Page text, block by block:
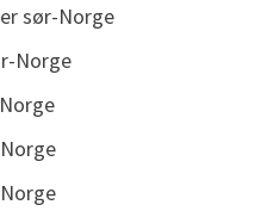
sør-Norge
Norge